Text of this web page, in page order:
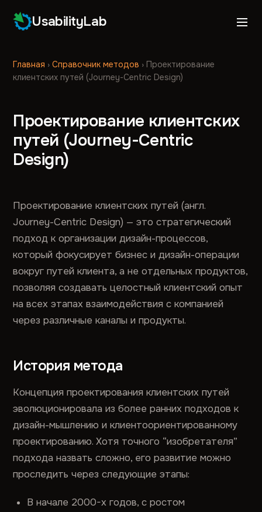
UsabilityLab
Главная ›Справочник методов › Проектирование
клиентских путей (Journey-Centric Design)
Проектирование клиентских
путей (Journey-Centric
Design)
Проектирование клиентских путей (англ.
Journey-Centric Design) — это стратегический
подход к организации дизайн-процессов,
который фокусирует бизнес и дизайн-операции
вокруг путей клиента, а не отдельных продуктов,
позволяя создавать целостный клиентский опыт
на всех этапах взаимодействия с компанией
через различные каналы и продукты.
История метода
Концепция проектирования клиентских путей
эволюционировала из более ранних подходов к
дизайн-мышлению и клиентоориентированному
проектированию. Хотя точного “изобретателя”
подхода назвать сложно, его развитие можно
проследить через следующие этапы:
В начале 2000-х годов, с ростом